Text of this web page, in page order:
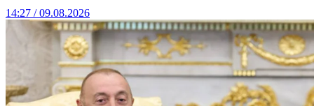
14:27 / 09.08.2026